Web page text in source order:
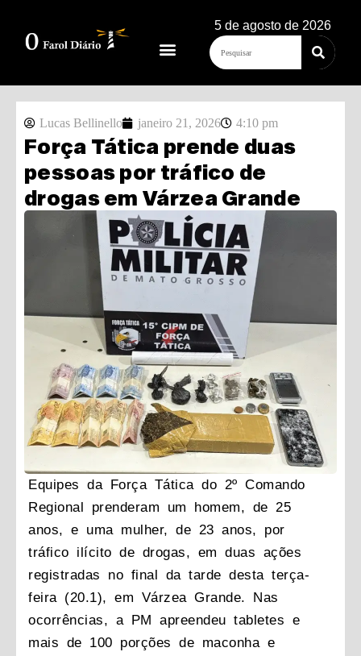
5 de agosto de 2026
Lucas Bellinello janeiro 21, 2026 4:10 pm
Força Tática prende duas
pessoas por tráfico de
drogas em Várzea Grande
Equipes da Força Tática do 2º Comando
Regional prenderam um homem, de 25
anos, e uma mulher, de 23 anos, por
tráfico ilícito de drogas, em duas ações
registradas no final da tarde desta terça-
feira (20.1), em Várzea Grande. Nas
ocorrências, a PM apreendeu tabletes e
mais de 100 porções de maconha e